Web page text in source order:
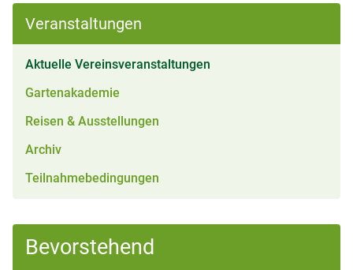
Veranstaltungen
Aktuelle Vereinsveranstaltungen
Gartenakademie
Reisen & Ausstellungen
Archiv
Teilnahmebedingungen
Bevorstehend